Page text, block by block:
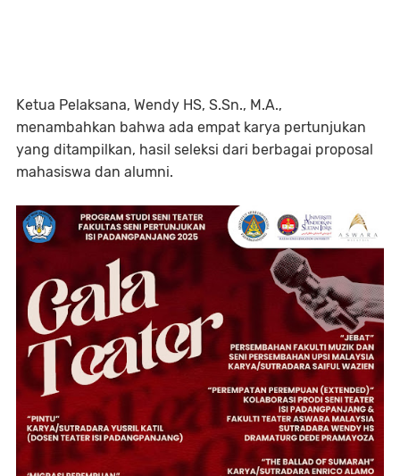
Ketua Pelaksana, Wendy HS, S.Sn., M.A.,
menambahkan bahwa ada empat karya pertunjukan
yang ditampilkan, hasil seleksi dari berbagai proposal
mahasiswa dan alumni.